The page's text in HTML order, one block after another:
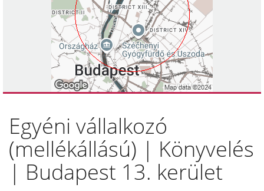
Képzésnaptár
Egyéni vállalkozó
(mellékállású) | Könyvelés
| Budapest 13. kerület